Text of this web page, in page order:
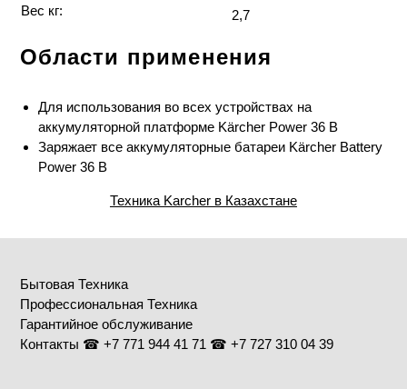
Вес кг:
2,7
Области применения
Для использования во всех устройствах на
аккумуляторной платформе Kärcher Power 36 В
Заряжает все аккумуляторные батареи Kärcher Battery
Power 36 В
Техника Karcher в Казахстане
Бытовая Техника
Профессиональная Техника
Гарантийное обслуживание
Контакты ☎ +7 771 944 41 71 ☎ +7 727 310 04 39